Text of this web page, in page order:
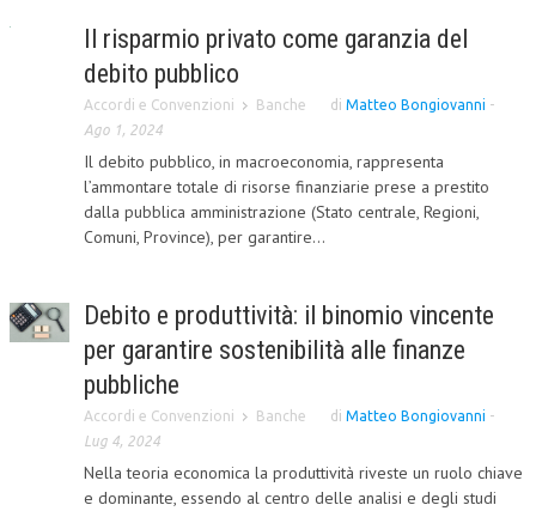
Il risparmio privato come garanzia del
debito pubblico
Accordi e Convenzioni Banche di Matteo Bongiovanni -
Ago 1, 2024
Il debito pubblico, in macroeconomia, rappresenta
l’ammontare totale di risorse finanziarie prese a prestito
dalla pubblica amministrazione (Stato centrale, Regioni,
Comuni, Province), per garantire...
Debito e produttività: il binomio vincente
per garantire sostenibilità alle finanze
pubbliche
Accordi e Convenzioni Banche di Matteo Bongiovanni -
Lug 4, 2024
Nella teoria economica la produttività riveste un ruolo chiave
e dominante, essendo al centro delle analisi e degli studi